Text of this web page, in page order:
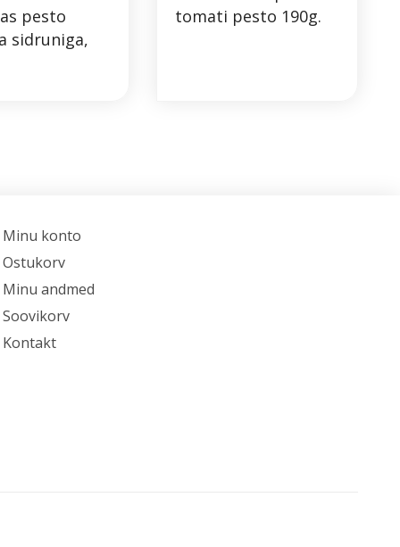
pesto
sidruniga,
tomati pesto 190g.
Minu konto
Ostukorv
Minu andmed
Soovikorv
Kontakt